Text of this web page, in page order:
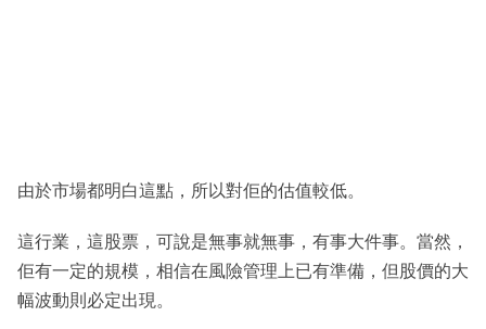
由於市場都明白這點，所以對佢的估值較低。
這行業，這股票，可說是無事就無事，有事大件事。當然，
佢有一定的規模，相信在風險管理上已有準備，但股價的大
幅波動則必定出現。